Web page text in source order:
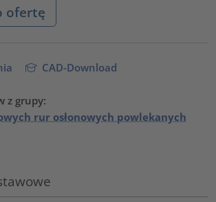
ofertę
CAD-Download
z grupy:
rur osłonowych powlekanych